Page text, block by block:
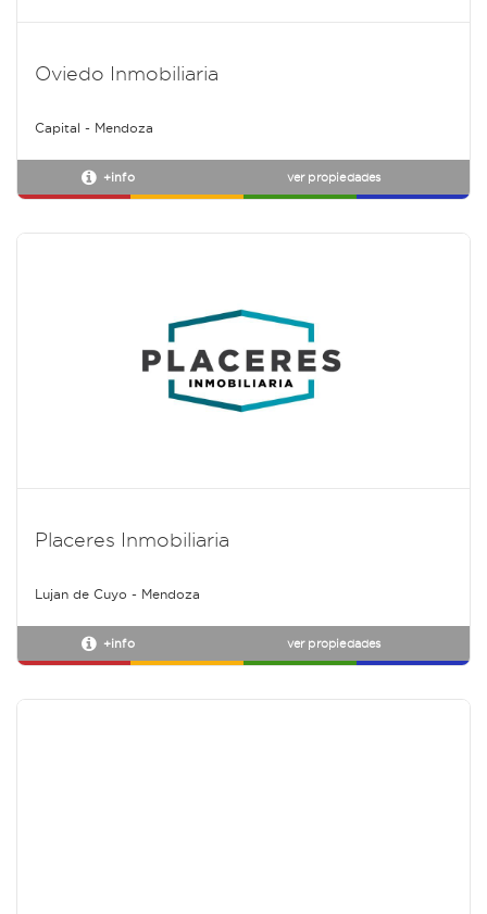
Oviedo Inmobiliaria
Capital - Mendoza
+info ver propiedades
Placeres Inmobiliaria
Lujan de Cuyo - Mendoza
+info ver propiedades